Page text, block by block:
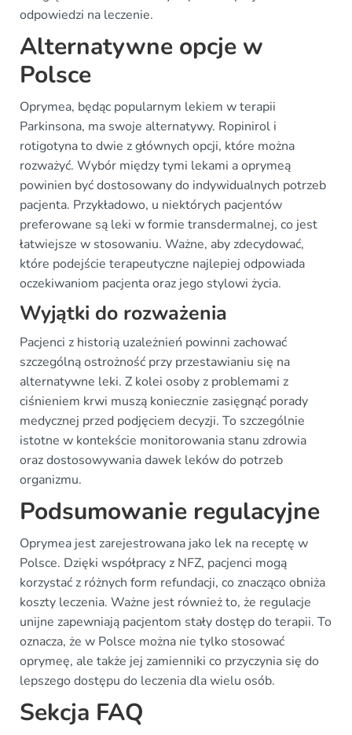
odpowiedzi na leczenie.
Alternatywne opcje w
Polsce
Oprymea, będąc popularnym lekiem w terapii
Parkinsona, ma swoje alternatywy. Ropinirol i
rotigotyna to dwie z głównych opcji, które można
rozważyć. Wybór między tymi lekami a oprymeą
powinien być dostosowany do indywidualnych potrzeb
pacjenta. Przykładowo, u niektórych pacjentów
preferowane są leki w formie transdermalnej, co jest
łatwiejsze w stosowaniu. Ważne, aby zdecydować,
które podejście terapeutyczne najlepiej odpowiada
oczekiwaniom pacjenta oraz jego stylowi życia.
Wyjątki do rozważenia
Pacjenci z historią uzależnień powinni zachować
szczególną ostrożność przy przestawianiu się na
alternatywne leki. Z kolei osoby z problemami z
ciśnieniem krwi muszą koniecznie zasięgnąć porady
medycznej przed podjęciem decyzji. To szczególnie
istotne w kontekście monitorowania stanu zdrowia
oraz dostosowywania dawek leków do potrzeb
organizmu.
Podsumowanie regulacyjne
Oprymea jest zarejestrowana jako lek na receptę w
Polsce. Dzięki współpracy z NFZ, pacjenci mogą
korzystać z różnych form refundacji, co znacząco obniża
koszty leczenia. Ważne jest również to, że regulacje
unijne zapewniają pacjentom stały dostęp do terapii. To
oznacza, że w Polsce można nie tylko stosować
oprymeę, ale także jej zamienniki co przyczynia się do
lepszego dostępu do leczenia dla wielu osób.
Sekcja FAQ